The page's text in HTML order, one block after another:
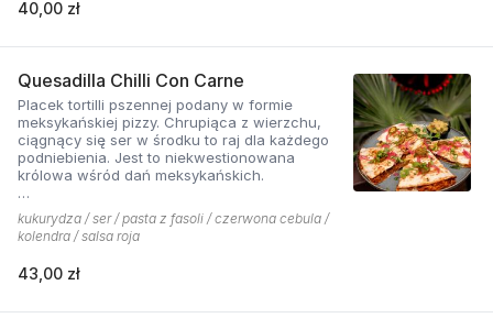
40,00 zł
Quesadilla Chilli Con Carne
Placek tortilli pszennej podany w formie
meksykańskiej pizzy. Chrupiąca z wierzchu,
ciągnący się ser w środku to raj dla każdego
podniebienia. Jest to niekwestionowana
królowa wśród dań meksykańskich.
*chilli con carne - mięso wieprzowo-wołowe
podawane na ostro z kukurydzą, fasolą i chilli.
kukurydza / ser / pasta z fasoli / czerwona cebula /
kolendra / salsa roja
43,00 zł